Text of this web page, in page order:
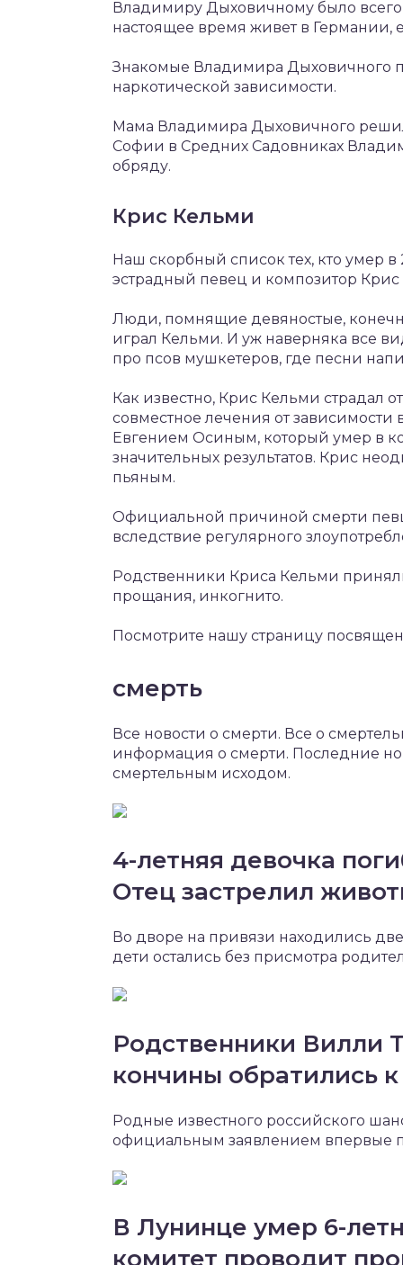
Владимиру Дыховичному было
настоящее время живет в Германии,
Знакомые Владимира Дыховичного
наркотической зависимости.
Мама Владимира Дыховичного
Софии в Средних Садовниках
обряду.
Крис Кельми
Наш скорбный список тех, кто умер в
эстрадный певец и композитор
Люди, помнящие девяностые,
играл Кельми. И уж наверняка все
про псов мушкетеров, где песни
Как известно, Крис Кельми страдал
совместное лечения от
Евгением Осиным, который умер в
значительных результатов. Крис
пьяным.
Официальной причиной смерти
вследствие регулярного
Родственники Криса Кельми
прощания, инкогнито.
Посмотрите нашу страницу
смерть
Все новости о смерти. Все о
информация о смерти. Последние
смертельным исходом.
4-летняя девочка
Отец застрелил
Во дворе на привязи находились
дети остались без присмотра
Родственники Вилли
кончины обратились
Родные известного российского
официальным заявлением впервые
В Лунинце умер 6-
комитет проводит